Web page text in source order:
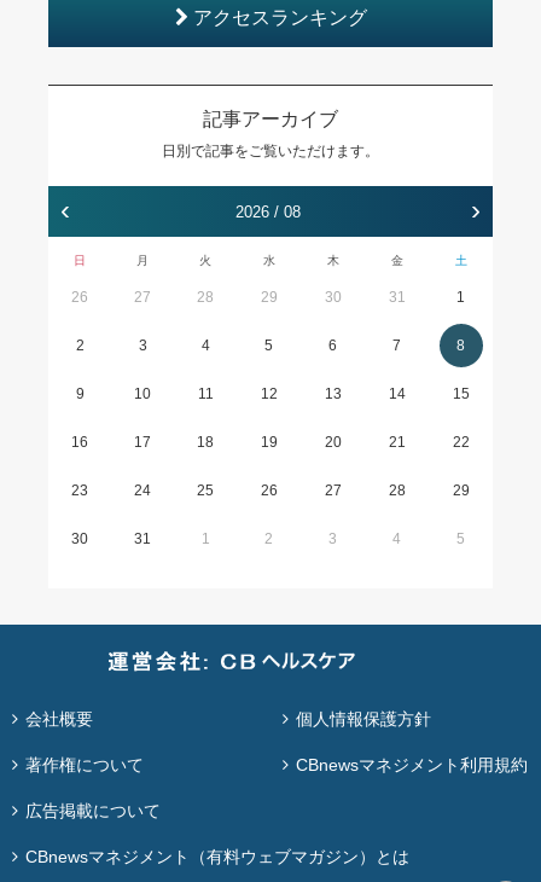
アクセスランキング
記事アーカイブ
日別で記事をご覧いただけます。
‹ 2026 / 08 ›
日 月 火 水 木 金 土
26 27 28 29 30 31 1
2 3 4 5 6 7 8
9 10 11 12 13 14 15
16 17 18 19 20 21 22
23 24 25 26 27 28 29
30 31 1 2 3 4 5
会社概要 個人情報保護方針
著作権について CBnewsマネジメント利用規約
広告掲載について
CBnewsマネジメント（有料ウェブマガジン）とは